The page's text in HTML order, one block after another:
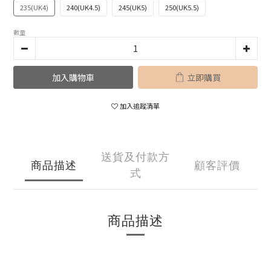
235(UK4) 240(UK4.5) 245(UK5) 250(UK5.5)
數量
加入購物車 立即購買
加入追蹤清單
商品描述
送貨及付款方
式
顧客評價
商品描述